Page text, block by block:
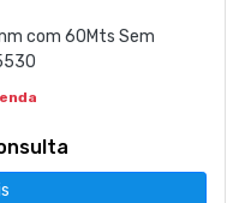
com 60Mts Sem